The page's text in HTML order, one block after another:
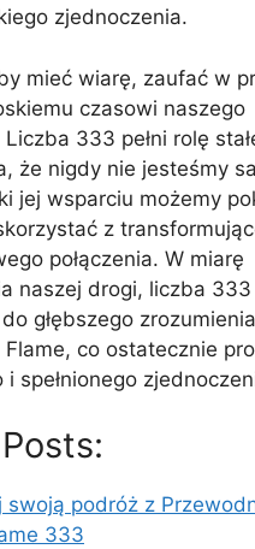
zjednoczenia.
mieć wiarę, zaufać w
czasowi naszego
333 pełni rolę
że nigdy nie jesteśmy
jej wsparciu możemy
z
połączenia. W miarę
naszej drogi, liczba 333
głębszego
Flame, co ostatecznie
i spełnionego
swoją podróż z
333